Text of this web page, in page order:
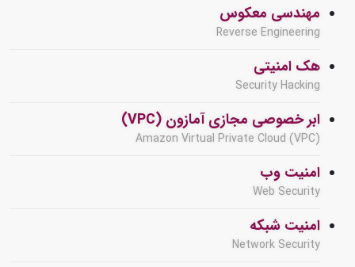
مهندسی معکوس
Reverse Engineering
هک امنیتی
Security Hacking
ابر خصوصی مجازی آمازون (VPC)
Amazon Virtual Private Cloud (VPC)
امنیت وب
Web Security
امنیت شبکه
Network Security